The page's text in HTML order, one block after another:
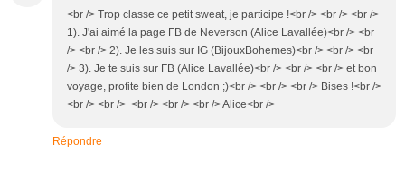
<br /> Trop classe ce petit sweat, je participe !<br /> <br /> <br />
1). J'ai aimé la page FB de Neverson (Alice Lavallée)<br /> <br
/> <br /> 2). Je les suis sur IG (BijouxBohemes)<br /> <br /> <br
/> 3). Je te suis sur FB (Alice Lavallée)<br /> <br /> <br /> et bon
voyage, profite bien de London ;)<br /> <br /> <br /> Bises !<br />
<br /> <br /> <br /> <br /> <br /> Alice<br />
Répondre